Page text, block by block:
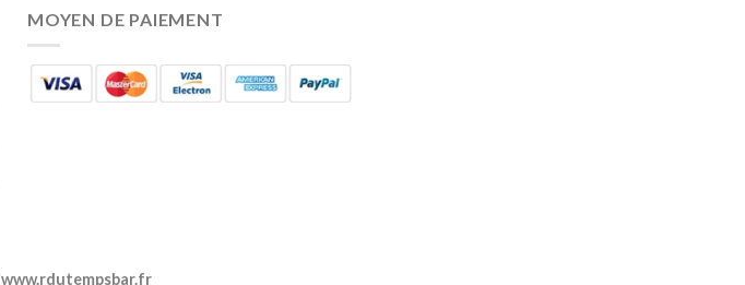
MOYEN DE PAIEMENT
www.rdutempsbar.fr